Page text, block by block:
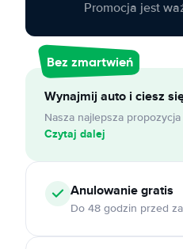
Promocja jest
Bez zmartwień
Wynajmij auto i ciesz
Nasza najlepsza
Czytaj dalej
Anulowaniegratis
Do 48 godzin przed